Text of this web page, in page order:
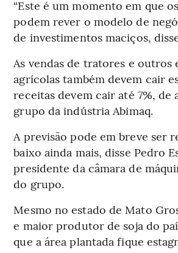
“Este é um momento em que
podem rever o modelo de
de investimentos maciços,
As vendas de tratores e outros
agrícolas também devem cair
receitas devem cair até 7%, de
grupo da indústria Abimaq.
A previsão pode em breve ser
baixo ainda mais, disse Pedro
presidente da câmara de
do grupo.
Mesmo no estado de Mato
e maior produtor de soja do
que a área plantada fique